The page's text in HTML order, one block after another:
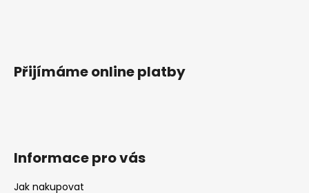
Přijímáme online platby
Informace pro vás
Jak nakupovat